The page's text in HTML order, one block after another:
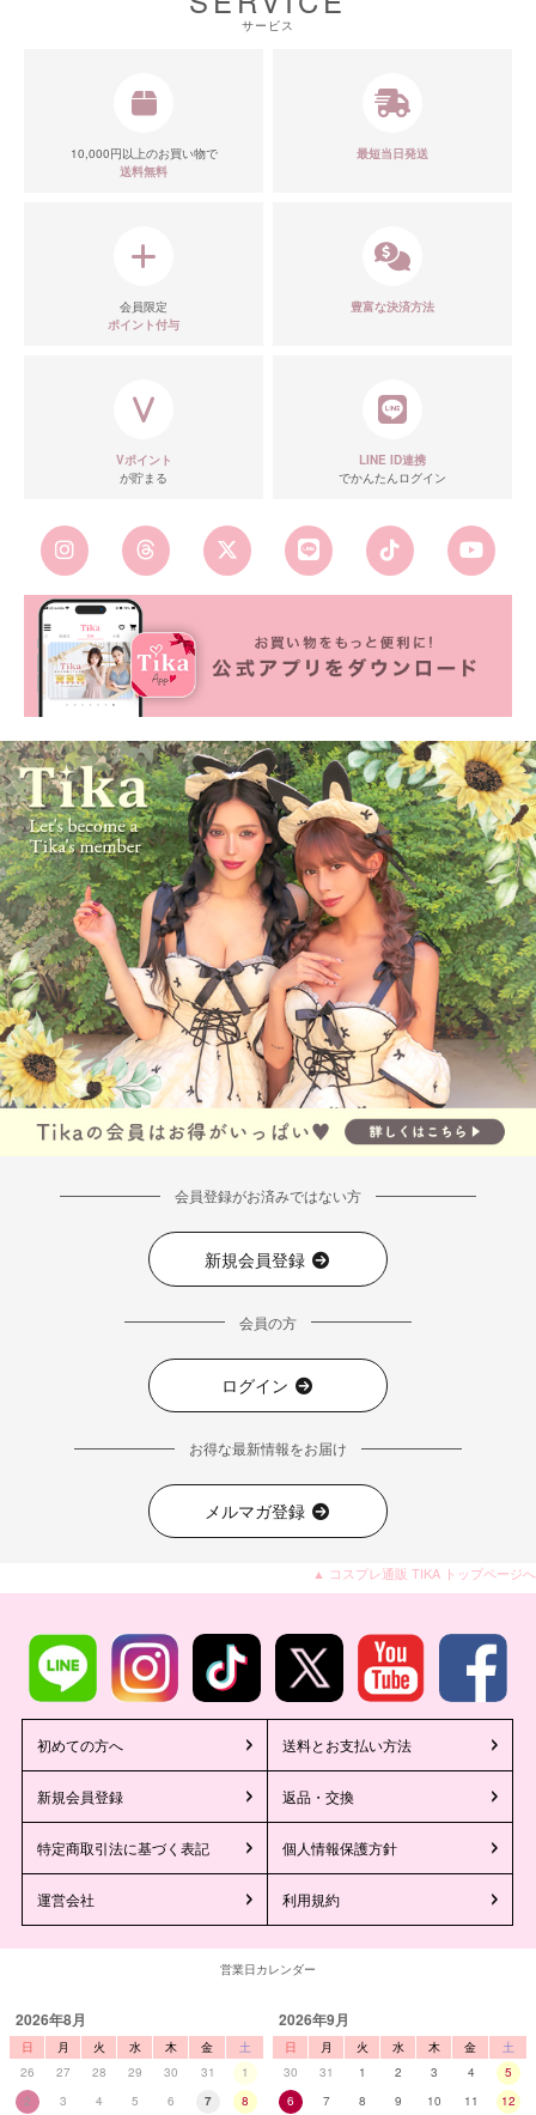
サービス
10,000円以上のお買い物で
送料無料
最短当日発送
会員限定
ポイント付与
豊富な決済方法
Vポイント
が貯まる
LINE ID連携
でかんたんログイン
会員登録がお済みではない方
新規会員登録
会員の方
ログイン
お得な最新情報をお届け
メルマガ登録
▲ コスプレ通販 TIKA トップページへ
初めての方へ 送料とお支払い方法
新規会員登録 返品・交換
特定商取引法に基づく表記 個人情報保護方針
運営会社 利用規約
営業日カレンダー
2026年8月
日 月 火 水 木 金
土
26
27 28 29 30 31
1
2
3 4 5 6 7 8
2026年9月
日 月 火 水 木 金
土
30
31 1 2 3 4
5
6
7 8 9 10 11 12